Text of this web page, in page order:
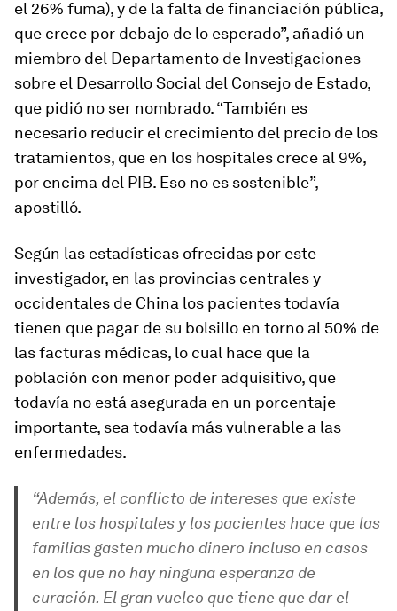
el 26% fuma), y de la falta de financiación pública,
que crece por debajo de lo esperado”, añadió un
miembro del Departamento de Investigaciones
sobre el Desarrollo Social del Consejo de Estado,
que pidió no ser nombrado. “También es
necesario reducir el crecimiento del precio de los
tratamientos, que en los hospitales crece al 9%,
por encima del PIB. Eso no es sostenible”,
apostilló.
Según las estadísticas ofrecidas por este
investigador, en las provincias centrales y
occidentales de China los pacientes todavía
tienen que pagar de su bolsillo en torno al 50% de
las facturas médicas, lo cual hace que la
población con menor poder adquisitivo, que
todavía no está asegurada en un porcentaje
importante, sea todavía más vulnerable a las
enfermedades.
“Además, el conflicto de intereses que existe
entre los hospitales y los pacientes hace que las
familias gasten mucho dinero incluso en casos
en los que no hay ninguna esperanza de
curación. El gran vuelco que tiene que dar el